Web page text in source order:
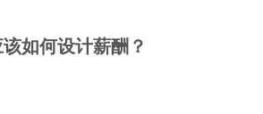
如何设计薪酬？